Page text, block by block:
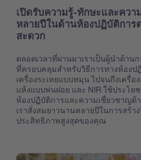
เปิดรับความรู้-ทักษะและคว
หลายปีในด้านห้องปฏิบัติกา
สะดวก
ตลอดเวลาที่ผ่านมาเราเป็นผู้นำด้า
ที่ครอบคลุมสำหรับวิธีการทางห้องป
เครื่องระเหยแบบหมุน ไปจนถึงเครื่อ
แห้งแบบพ่นฝอย และ NIR ใช้ประโย
ห้องปฏิบัติการและความเชี่ยวชาญด้
เราสั่งสมยาวนานหลายปีในการสร้า
ประสิทธิภาพสูงสุดของคุณ